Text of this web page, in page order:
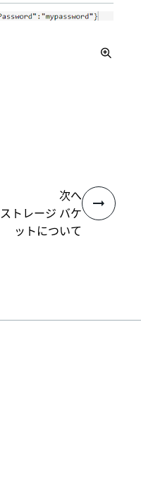
次へ
ストレージ バケ
ットについて